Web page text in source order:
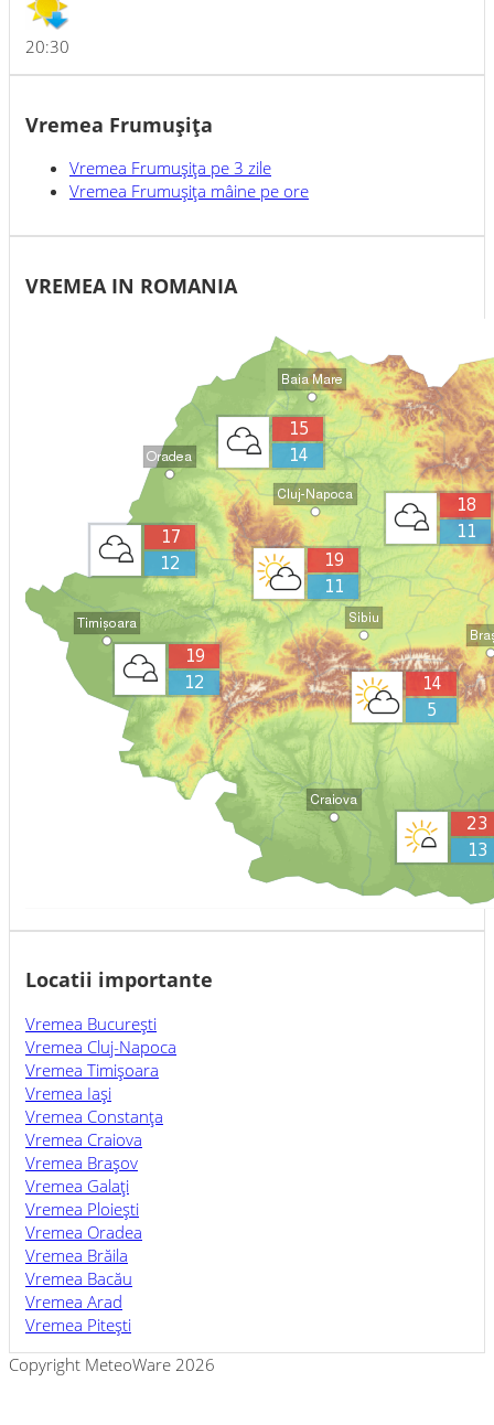
20:30
Vremea Frumuşiţa
Vremea Frumuşiţa pe 3 zile
Vremea Frumuşiţa mâine pe ore
VREMEA IN ROMANIA
Locatii importante
Vremea Bucureşti
Vremea Cluj-Napoca
Vremea Timişoara
Vremea Iaşi
Vremea Constanţa
Vremea Craiova
Vremea Braşov
Vremea Galaţi
Vremea Ploieşti
Vremea Oradea
Vremea Brăila
Vremea Bacău
Vremea Arad
Vremea Piteşti
Copyright MeteoWare 2026